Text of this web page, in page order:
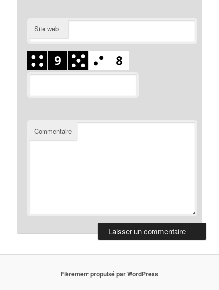
Site web
Commentaire
Fièrement propulsé par WordPress